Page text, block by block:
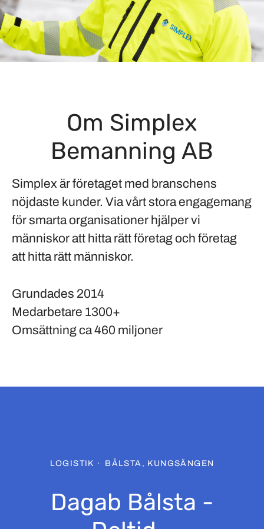
Om Simplex
Bemanning AB
Simplex är företaget med branschens
nöjdaste kunder. Via vårt stora engagemang
för smarta organisationer hjälper vi
människor att hitta rätt företag och företag
att hitta rätt människor.
Grundades 2014
Medarbetare 1300+
Omsättningca 460 miljoner
LOGISTIK · BÅLSTA, KUNGSÄNGEN
Dagab Bålsta -